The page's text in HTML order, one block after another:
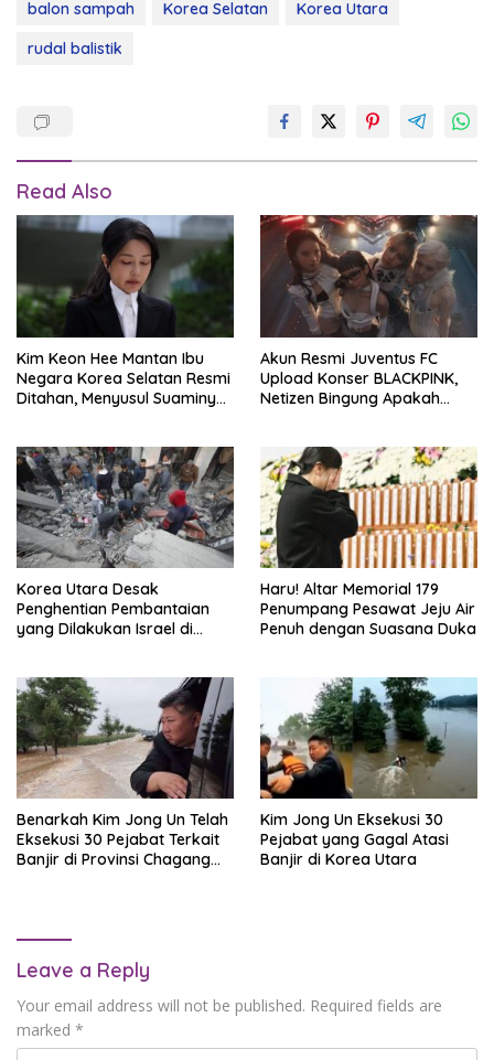
balon sampah Korea Selatan
Korea Utara
rudal balistik
Read Also
Kim Keon Hee Mantan Ibu
Negara Korea Selatan Resmi
Ditahan, Menyusul Suaminya
Akun Resmi Juventus FC
Upload Konser BLACKPINK,
Netizen Bingung Apakah
Korea Utara Desak
Penghentian Pembantaian
yang Dilakukan Israel di
Haru! Altar Memorial 179
Penumpang Pesawat Jeju Air
Penuh dengan Suasana Duka
Benarkah Kim Jong Un Telah
Eksekusi 30 Pejabat Terkait
Banjir di Provinsi Chagang
Kim Jong Un Eksekusi 30
Pejabat yang Gagal Atasi
Banjir di Korea Utara
Leave a Reply
Your email address will not be published. Required fields are
marked *